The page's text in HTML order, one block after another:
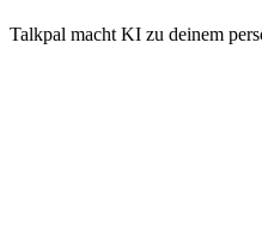
Talkpal macht KI zu deinem